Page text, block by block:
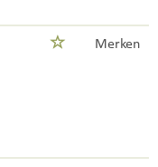
Merken